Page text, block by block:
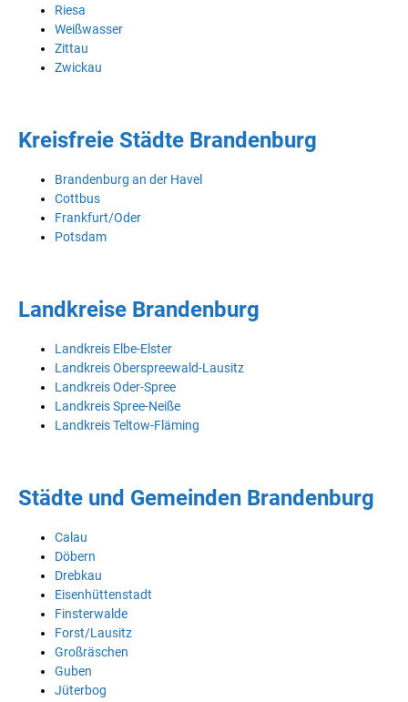
Riesa
Weißwasser
Zittau
Zwickau
Kreisfreie Städte Brandenburg
Brandenburg an der Havel
Cottbus
Frankfurt/Oder
Potsdam
Landkreise Brandenburg
Landkreis Elbe-Elster
Landkreis Oberspreewald-Lausitz
Landkreis Oder-Spree
Landkreis Spree-Neiße
Landkreis Teltow-Fläming
Städte und Gemeinden Brandenburg
Calau
Döbern
Drebkau
Eisenhüttenstadt
Finsterwalde
Forst/Lausitz
Großräschen
Guben
Jüterbog